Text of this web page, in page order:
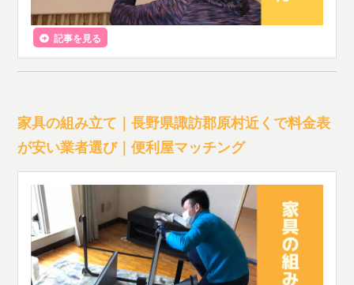
記事を見る
家具の組み立て｜長野県諏訪郡原村近くで料金表
が安い業者選び｜便利屋マッチング